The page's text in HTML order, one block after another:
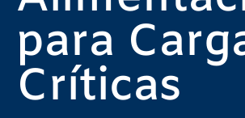
para
Críticas